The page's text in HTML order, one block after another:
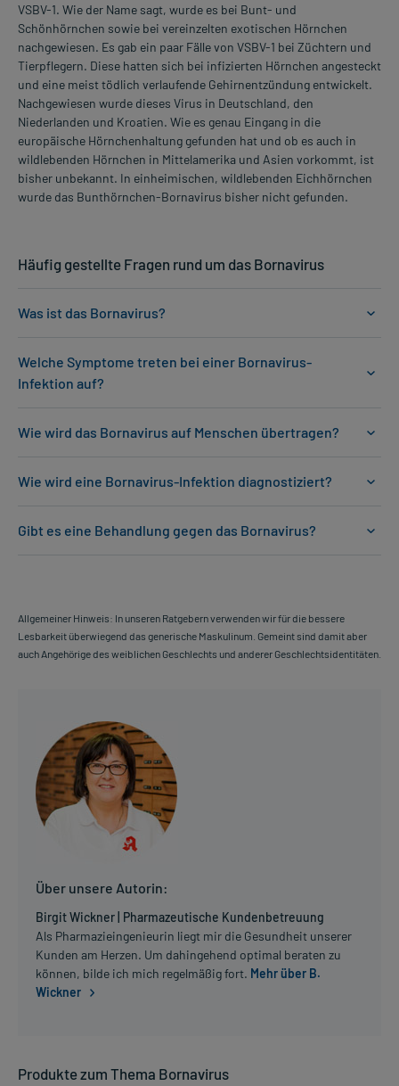
VSBV-1. Wie der Name sagt, wurde es bei Bunt- und
Schönhörnchen sowie bei vereinzelten exotischen Hörnchen
nachgewiesen. Es gab ein paar Fälle von VSBV-1 bei Züchtern und
Tierpflegern. Diese hatten sich bei infizierten Hörnchen angesteckt
und eine meist tödlich verlaufende Gehirnentzündung entwickelt.
Nachgewiesen wurde dieses Virus in Deutschland, den
Niederlanden und Kroatien. Wie es genau Eingang in die
europäische Hörnchenhaltung gefunden hat und ob es auch in
wildlebenden Hörnchen in Mittelamerika und Asien vorkommt, ist
bisher unbekannt. In einheimischen, wildlebenden Eichhörnchen
wurde das Bunthörnchen-Bornavirus bisher nicht gefunden.
Häufig gestellte Fragen rund um das Bornavirus
Was ist das Bornavirus?
Welche Symptome treten bei einer Bornavirus-
Infektion auf?
Wie wird das Bornavirus auf Menschen übertragen?
Wie wird eine Bornavirus-Infektion diagnostiziert?
Gibt es eine Behandlung gegen das Bornavirus?
Allgemeiner Hinweis: In unseren Ratgebern verwenden wir für die bessere
Lesbarkeit überwiegend das generische Maskulinum. Gemeint sind damit aber
auch Angehörige des weiblichen Geschlechts und anderer Geschlechtsidentitäten.
Über unsere Autorin:
Birgit Wickner | Pharmazeutische Kundenbetreuung
Als Pharmazieingenieurin liegt mir die Gesundheit unserer
Kunden am Herzen. Um dahingehend optimal beraten zu
können, bilde ich mich regelmäßig fort. Mehr über B.
Wickner
Produkte zum Thema Bornavirus